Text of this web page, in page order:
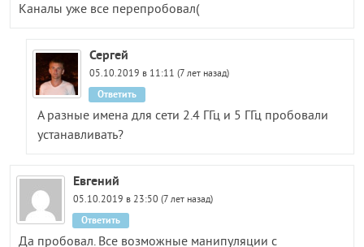
Каналы уже все перепробовал(
Сергей
05.10.2019 в 11:11 (7 лет назад)
А разные имена для сети 2.4 ГГц и 5 ГГц пробовали
устанавливать?
Ответить
Евгений
05.10.2019 в 23:50 (7 лет назад)
Да пробовал. Все возможные манипуляции с
Ответить